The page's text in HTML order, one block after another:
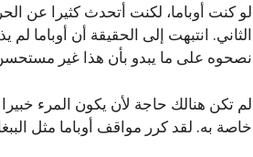
لو كنت أوباما، لكنت أتحدث كثيرا عن
الثاني. انتبهت إلى الحقيقة أن أوباما
نصحوه على ما يبدو بأن هذا غير
لم تكن هنالك حاجة لأن يكون المرء
خاصة به. لقد كرر مواقف أوباما مثل